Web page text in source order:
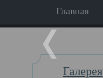
Главная
Галерея